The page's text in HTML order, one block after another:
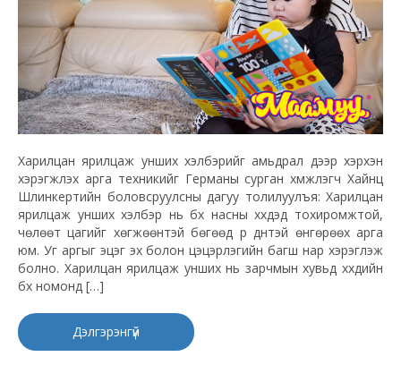
Харилцан ярилцаж унших хэлбэрийг амьдрал дээр хэрхэн
хэрэгжүүлэх арга техникийг Германы сурган хүмүүжүүлэгч Хайнц
Шлинкертийн боловсруулсны дагуу толилуулъя: Харилцан
ярилцаж унших хэлбэр нь бүх насны хүүхдэд тохиромжтой,
чөлөөт цагийг хөгжөөнтэй бөгөөд үр дүнтэй өнгөрөөх арга
юм. Уг аргыг эцэг эх болон цэцэрлэгийн багш нар хэрэглэж
болно. Харилцан ярилцаж унших нь зарчмын хувьд хүүхдийн
бүх номонд […]
Дэлгэрэнгүй